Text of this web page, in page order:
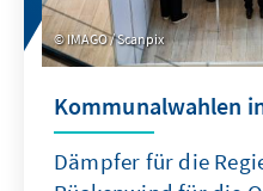
IMAGO / Scanpix
Kommunalwahlen
Dämpfer für die